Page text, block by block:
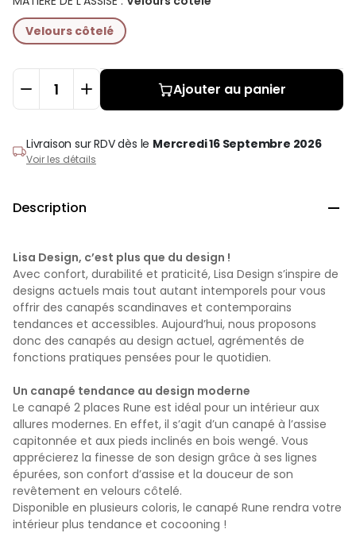
Velours côtelé
Ajouter au panier
Livraison sur RDVdès le Mercredi 16 Septembre 2026
Voir les détails
Description 
Lisa Design, c’est plus que du design !
Avec confort, durabilité et praticité, Lisa Design s’inspire de
designs actuels mais tout autant intemporels pour vous
offrir des canapés scandinaves et contemporains
tendances et accessibles. Aujourd’hui, nous proposons
donc des canapés au design actuel, agrémentés de
fonctions pratiques pensées pour le quotidien.
Un canapé tendance au design moderne
Le canapé 2 places Rune est idéal pour un intérieur aux
allures modernes. En effet, il s’agit d’un canapé à l’assise
capitonnée et aux pieds inclinés en bois wengé. Vous
apprécierez la finesse de son design grâce à ses lignes
épurées, son confort d’assise et la douceur de son
revêtement en velours côtelé.
Disponible en plusieurs coloris, le canapé Rune rendra votre
intérieur plus tendance et cocooning !